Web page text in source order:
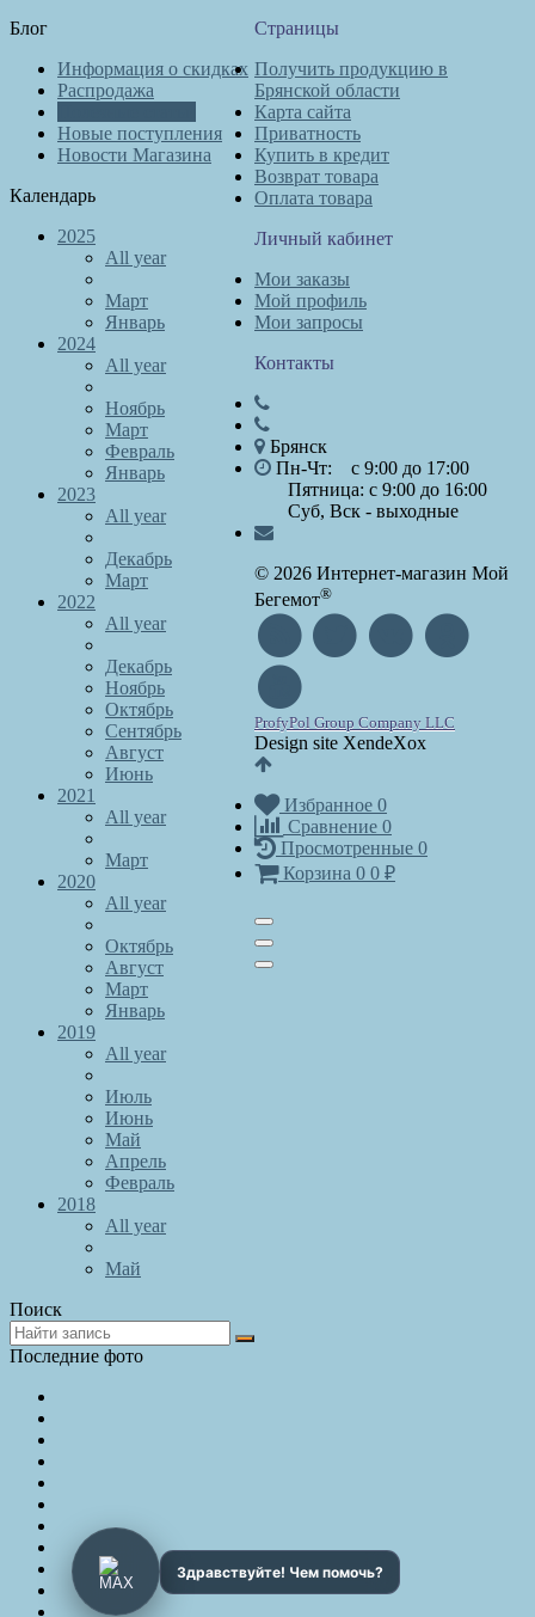
Блог
Информация о скидках
Распродажа
Новые поступления
Новости Магазина
Календарь
2025
All year
Март
Январь
2024
All year
Ноябрь
Март
Февраль
Январь
2023
All year
Декабрь
Март
2022
All year
Декабрь
Ноябрь
Октябрь
Сентябрь
Август
Июнь
2021
All year
Март
2020
All year
Октябрь
Август
Март
Январь
2019
All year
Июль
Июнь
Май
Апрель
Февраль
2018
All year
Май
Поиск
Последние фото
Страницы
Получить продукцию в
Брянской области
Карта сайта
Приватность
Купить в кредит
Возврат товара
Оплата товара
Личный кабинет
Мои заказы
Мой профиль
Мои запросы
Контакты
Брянск
Пн-Чт: с 9:00 до 17:00
Пятница: с 9:00 до 16:00
Суб, Вск - выходные
© 2026 Интернет-магазин Мой
Бегемот®
ProfyPol Group Company LLC
Design site XendeXox
Избранное 0
Сравнение 0
Просмотренные 0
Корзина 0 0 ₽